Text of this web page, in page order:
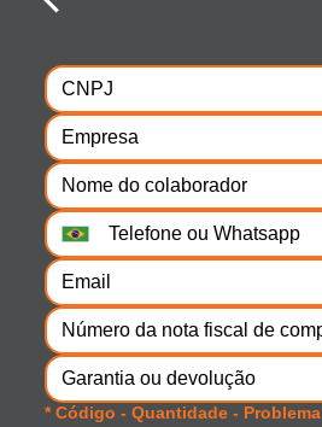
* Código - Quantidade - Problema